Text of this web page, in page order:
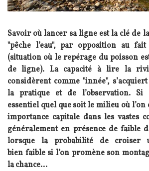
Savoir où lancer sa ligne est la clé de
"pêche l’eau", par opposition au
(situation où le repérage du poisson
de ligne). La capacité à lire la
considèrent comme "innée",
la pratique et de l’observation. Si
essentiel quel que soit le milieu où
importance capitale dans les vastes
généralement en présence de faible
lorsque la probabilité de croiser
bien faible si l’on promène son
la chance...